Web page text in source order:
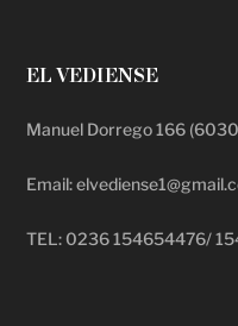
EL VEDIENSE
Manuel Dorrego 166
Email:
TEL: 0236 154654476/